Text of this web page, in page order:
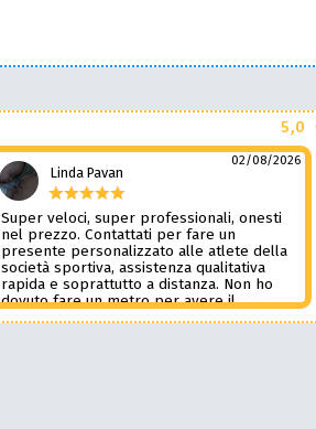
5,0
Linda Pavan
02/08/2026
Super veloci, super professionali, onesti
nel prezzo. Contattati per fare un
presente personalizzato alle atlete della
società sportiva, assistenza qualitativa
rapida e soprattutto a distanza. Non ho
dovuto fare un metro per avere il
prodotto desiderato. Una assistenza del